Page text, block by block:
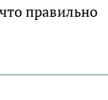
правильно